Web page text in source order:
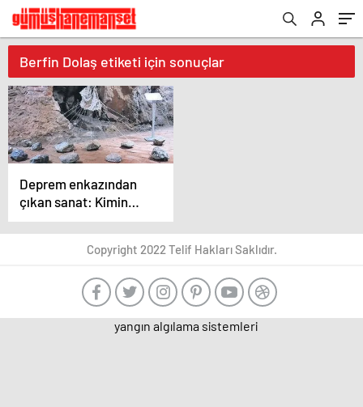
Berfin Dolaş etiketi için sonuçlar
Deprem enkazından
çıkan sanat: Kimin
için, ne için?
Copyright 2022 Telif Hakları Saklıdır.
yangın algılama sistemleri